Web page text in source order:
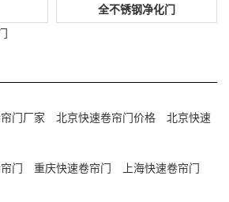
全不锈钢净化门
门厂家 北京快速卷帘门价格
北京快速
门 重庆快速卷帘门
上海快速卷帘门